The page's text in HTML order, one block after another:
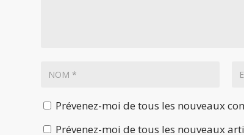
Prévenez-moi de tous les nouveaux
Prévenez-moi de tous les nouveaux